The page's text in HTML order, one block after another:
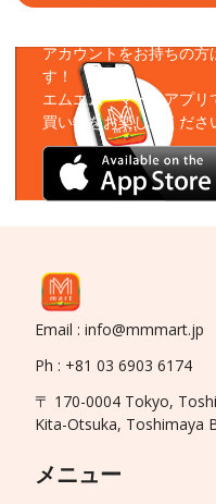
アカウントをお持ちの
す！
エムエムーマートアプ
買い物をお楽しみくださ
Email : info@mmmart.jp
Ph : +81 03 6903 6174
〒 170-0004 Tokyo,
Kita-Otsuka, Toshimaya
メニュー